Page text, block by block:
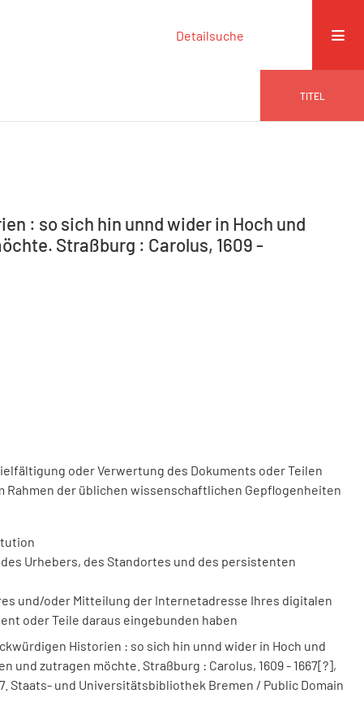
Detailsuche
TITEL
: so sich hin unnd wider in Hoch und
Straßburg : Carolus, 1609 -
oder Verwertung des Dokuments oder Teilen
Rahmen der üblichen wissenschaftlichen Gepflogenheiten
Urhebers, des Standortes und des persistenten
und/oder Mitteilung der Internetadresse Ihres digitalen
oder Teile daraus eingebunden haben
Historien : so sich hin unnd wider in Hoch und
und zutragen möchte. Straßburg : Carolus, 1609 - 1667[?],
Staats- und Universitätsbibliothek Bremen / Public Domain